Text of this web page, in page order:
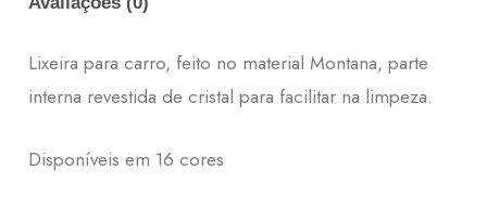
Lixeira para carro, feito no material Montana, parte
interna revestida de cristal para facilitar na limpeza.
Disponíveis em 16 cores